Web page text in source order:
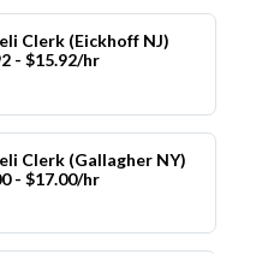
Clerk (Eickhoff NJ)
- $15.92/hr
Clerk (Gallagher NY)
- $17.00/hr